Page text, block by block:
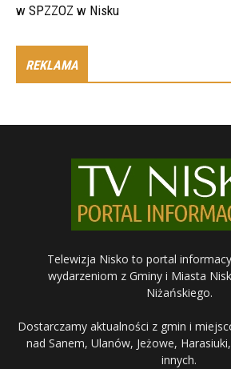
w SPZZOZ w Nisku
REKLAMA
Telewizja Nisko to portal
wydarzeniom z Gminy i Miasta
Niżańskiego.
Dostarczamy aktualności z gmin i
nad Sanem, Ulanów, Jeżowe,
innych.